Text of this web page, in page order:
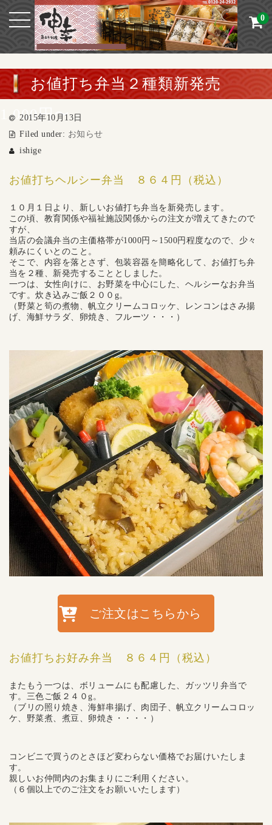
0
お値打ち弁当２種類新発売
1,000円〜
2015年10月13日
Filed under: お知らせ
ishige
お値打ちヘルシー弁当 ８６４円（税込）
１０月１日より、新しいお値打ち弁当を新発売します。
この頃、教育関係や福祉施設関係からの注文が増えてきたので
すが、
当店の会議弁当の主価格帯が1000円～1500円程度なので、少々
頼みにくいとのこと。
そこで、内容を落とさず、包装容器を簡略化して、お値打ち弁
当を２種、新発売することとしました。
一つは、女性向けに、お野菜を中心にした、ヘルシーなお弁当
です。炊き込みご飯２００g。
（野菜と筍の煮物、帆立クリームコロッケ、レンコンはさみ揚
げ、海鮮サラダ、卵焼き、フルーツ・・・）
ご注文はこちらから
お値打ちお好み弁当 ８６４円（税込）
またもう一つは、ボリュームにも配慮した、ガッツリ弁当で
す。三色ご飯２４０g。
（ブリの照り焼き、海鮮串揚げ、肉団子、帆立クリームコロッ
ケ、野菜煮、煮豆、卵焼き・・・・）
コンビニで買うのとさほど変わらない価格でお届けいたしま
す。
親しいお仲間内のお集まりにご利用ください。
（６個以上でのご注文をお願いいたします）